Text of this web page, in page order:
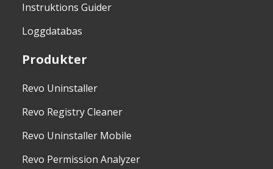
Instruktions Guider
Loggdatabas
Produkter
Revo Uninstaller
Revo Registry Cleaner
Revo Uninstaller Mobile
Revo Permission Analyzer